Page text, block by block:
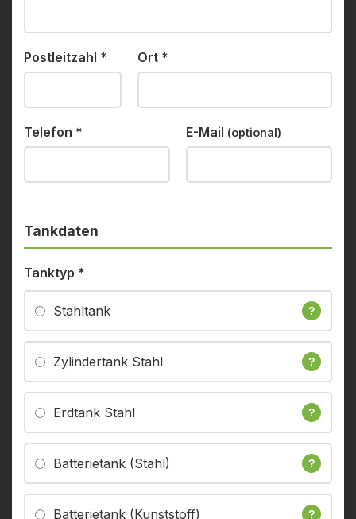
Postleitzahl * Ort *
Telefon * E-Mail (optional)
Tankdaten
Tanktyp *
Stahltank ?
Zylindertank Stahl ?
Erdtank Stahl ?
Batterietank (Stahl) ?
Batterietank (Kunststoff) ?